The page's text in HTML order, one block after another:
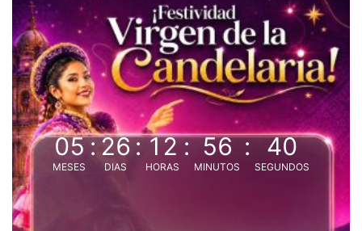
05
MESES
:26
DIAS
:12
HORAS
: 56
MINUTOS
: 40
SEGUNDOS